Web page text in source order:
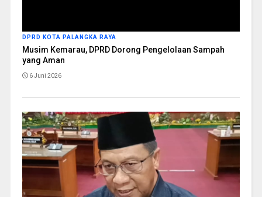
DPRD KOTA PALANGKA RAYA
Musim Kemarau, DPRD Dorong Pengelolaan Sampah
yang Aman
6 Juni 2026